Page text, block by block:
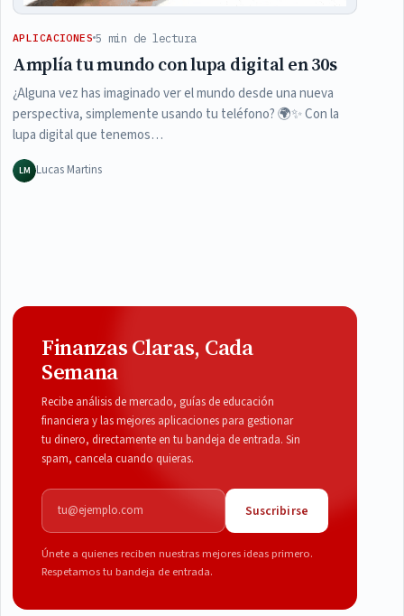
APLICACIONES 5 min de lectura
Amplía tu mundo con lupa digital en 30s
¿Alguna vez has imaginado ver el mundo desde una nueva
perspectiva, simplemente usando tu teléfono? 🌍✨ Con la
lupa digital que tenemos…
LM Lucas Martins
Finanzas Claras, Cada
Semana
Recibe análisis de mercado, guías de educación
financiera y las mejores aplicaciones para gestionar
tu dinero, directamente en tu bandeja de entrada. Sin
spam, cancela cuando quieras.
Correo electrónico
Suscribirse
Únete a quienes reciben nuestras mejores ideas primero.
Respetamos tu bandeja de entrada.